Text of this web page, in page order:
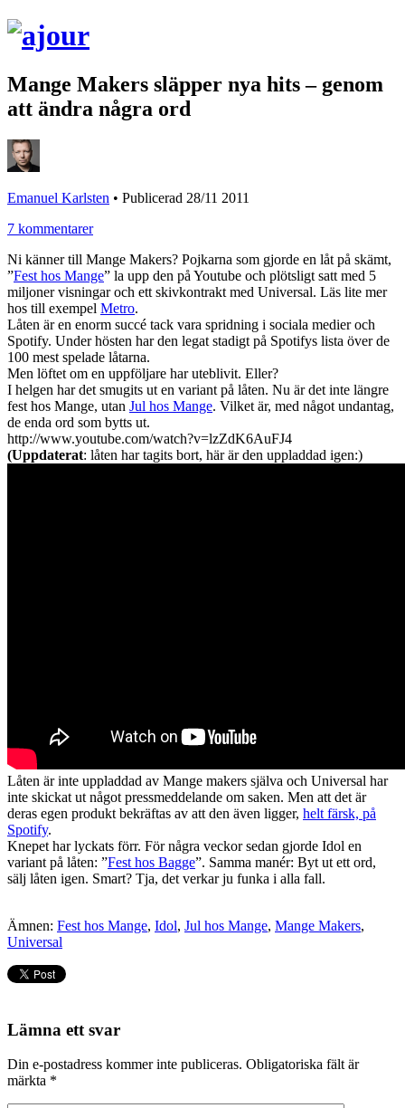
Mange Makers släpper nya hits – genom
att ändra några ord
Emanuel Karlsten • Publicerad 28/11 2011
7 kommentarer
Ni känner till Mange Makers? Pojkarna som gjorde en låt på skämt,
”Fest hos Mange” la upp den på Youtube och plötsligt satt med 5
miljoner visningar och ett skivkontrakt med Universal. Läs lite mer
hos till exempel Metro.
Låten är en enorm succé tack vara spridning i sociala medier och
Spotify. Under hösten har den legat stadigt på Spotifys lista över de
100 mest spelade låtarna.
Men löftet om en uppföljare har uteblivit. Eller?
I helgen har det smugits ut en variant på låten. Nu är det inte längre
fest hos Mange, utan Jul hos Mange. Vilket är, med något undantag,
de enda ord som bytts ut.
http://www.youtube.com/watch?v=lzZdK6AuFJ4
(Uppdaterat: låten har tagits bort, här är den uppladdad igen:)
Låten är inte uppladdad av Mange makers själva och Universal har
inte skickat ut något pressmeddelande om saken. Men att det är
deras egen produkt bekräftas av att den även ligger, helt färsk, på
Spotify.
Knepet har lyckats förr. För några veckor sedan gjorde Idol en
variant på låten: ”Fest hos Bagge”. Samma manér: Byt ut ett ord,
sälj låten igen. Smart? Tja, det verkar ju funka i alla fall.
Ämnen: Fest hos Mange, Idol, Jul hos Mange, Mange Makers,
Universal
Lämna ett svar
Din e-postadress kommer inte publiceras. Obligatoriska fält är
märkta *